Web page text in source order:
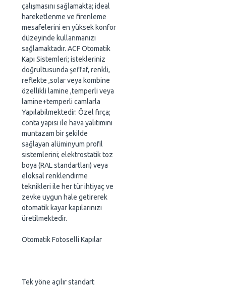
çalışmasını sağlamakta; ideal
hareketlenme ve firenleme
mesafelerini en yüksek konfor
düzeyinde kullanmanızı
sağlamaktadır. ACF Otomatik
Kapı Sistemleri; istekleriniz
doğrultusunda şeffaf, renkli,
reflekte ,solar veya kombine
özellikli lamine ,temperli veya
lamine+temperli camlarla
Yapılabilmektedir. Özel fırça;
conta yapısı ile hava yalıtımını
muntazam bir şekilde
sağlayan alüminyum profil
sistemlerini; elektrostatik toz
boya (RAL standartları) veya
eloksal renklendirme
teknikleri ile her tür ihtiyaç ve
zevke uygun hale getirerek
otomatik kayar kapılarınızı
üretilmektedir.
Otomatik Fotoselli Kapılar
Tek yöne açılır standart